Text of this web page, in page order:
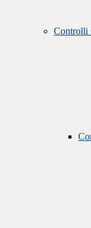
Controlli